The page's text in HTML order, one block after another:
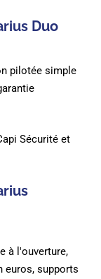
Duo
pilotée simple
Sécurité et
à l'ouverture,
euros, supports